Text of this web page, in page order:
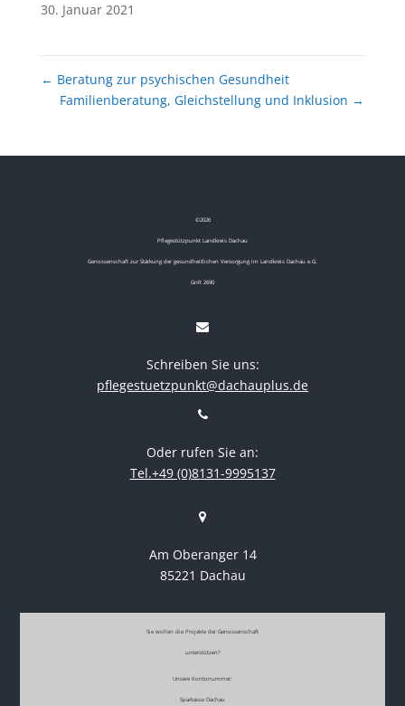
30. Januar 2021
← Beratung zur psychischen Gesundheit
Familienberatung, Gleichstellung und Inklusion →
©2026
Pflegestützpunkt Landkreis Dachau
Genossenschaft zur Stärkung der gesundheitlichen Versorgung im Landkreis Dachau e.G.
GnR 2690
Schreiben Sie uns:
pflegestuetzpunkt@dachauplus.de
Oder rufen Sie an:
Tel.+49 (0)8131-9995137
Am Oberanger 14
85221 Dachau
Sie wollen die Projekte der Genossenschaft
unterstützen?
Unsere Kontonummer:
Sparkasse Dachau